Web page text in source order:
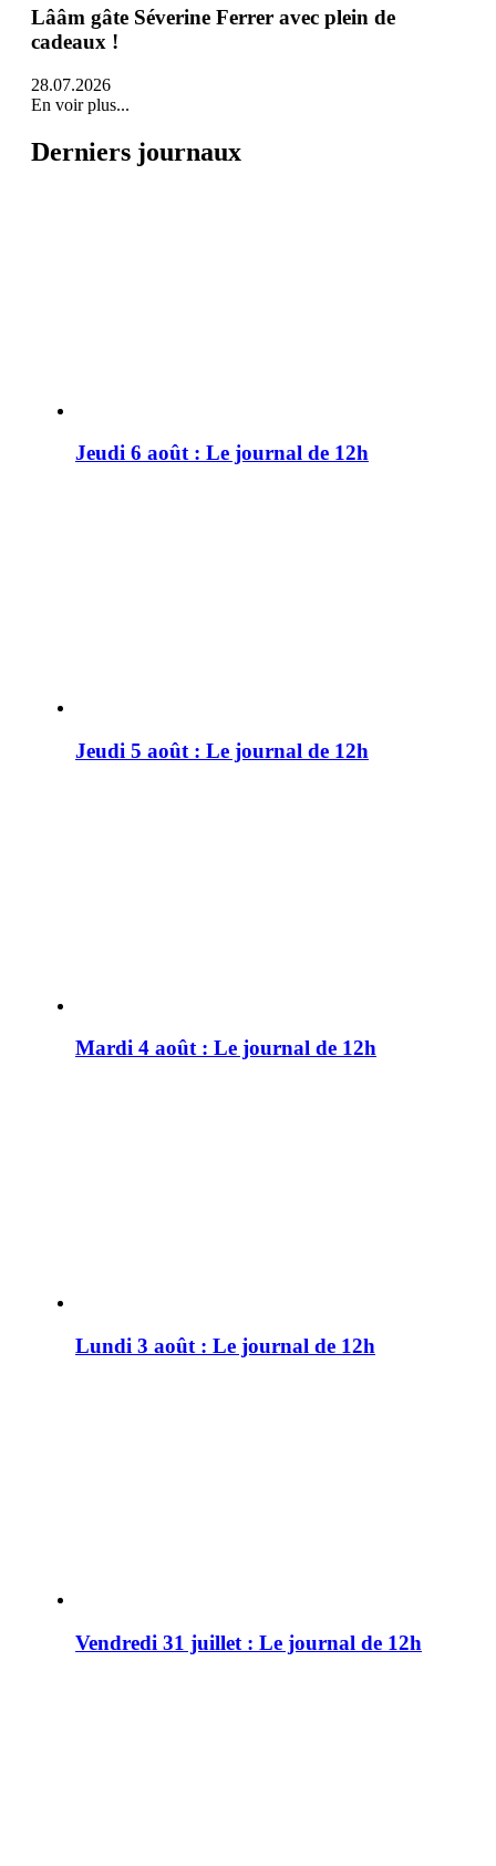
Lââm gâte Séverine Ferrer avec plein de
cadeaux !
28.07.2026
En voir plus...
Derniers journaux
Jeudi 6 août : Le journal de 12h
Jeudi 5 août : Le journal de 12h
Mardi 4 août : Le journal de 12h
Lundi 3 août : Le journal de 12h
Vendredi 31 juillet : Le journal de 12h